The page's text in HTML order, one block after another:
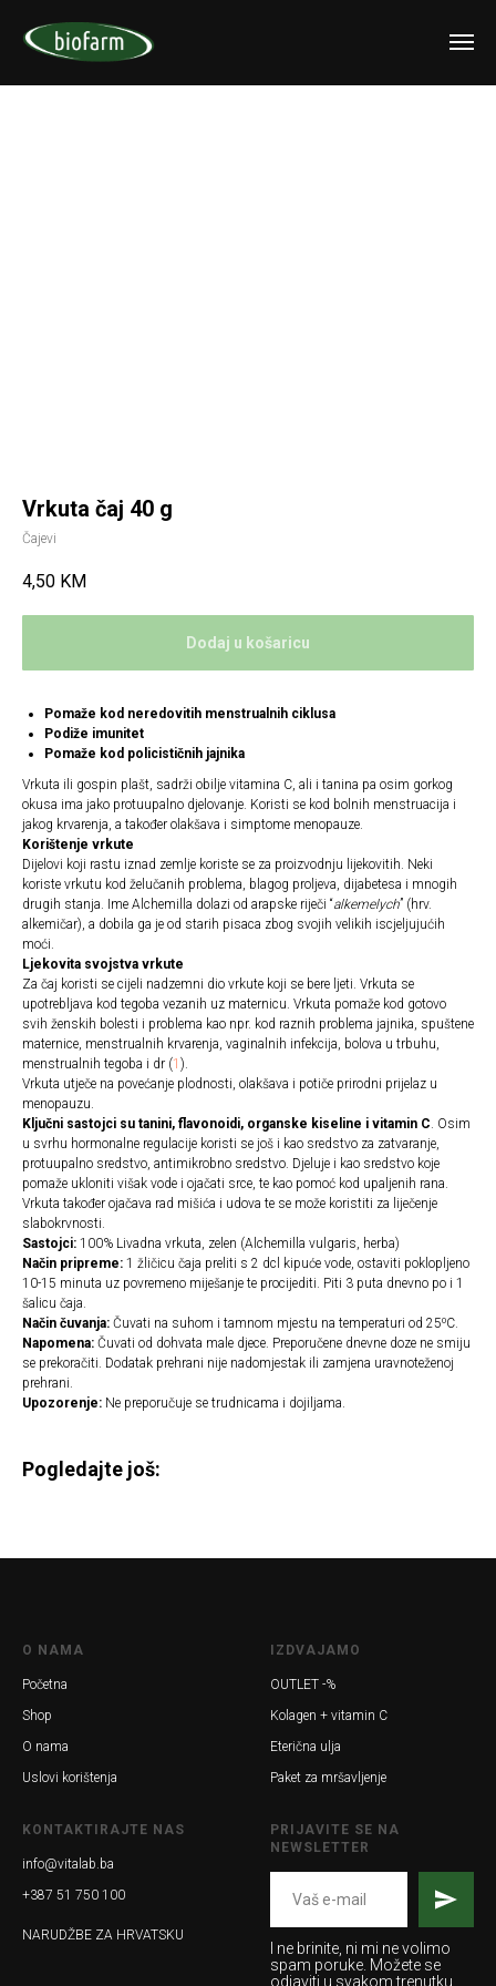
Vrkuta čaj 40 g
Čajevi
4,50 KM
Dodaj u košaricu
Pomaže kod neredovitih menstrualnih ciklusa
Podiže imunitet
Pomaže kod policističnih jajnika
Vrkuta ili gospin plašt, sadrži obilje vitamina C, ali i tanina pa osim gorkog
okusa ima jako protuupalno djelovanje. Koristi se kod bolnih menstruacija i
jakog krvarenja, a također olakšava i simptome menopauze.
Korištenje vrkute
Dijelovi koji rastu iznad zemlje koriste se za proizvodnju lijekovitih. Neki
koriste vrkutu kod želučanih problema, blagog proljeva, dijabetesa i mnogih
drugih stanja. Ime Alchemilla dolazi od arapske riječi “alkemelych” (hrv.
alkemičar), a dobila ga je od starih pisaca zbog svojih velikih iscjeljujućih
moći.
Ljekovita svojstva vrkute
Za čaj koristi se cijeli nadzemni dio vrkute koji se bere ljeti. Vrkuta se
upotrebljava kod tegoba vezanih uz maternicu. Vrkuta pomaže kod gotovo
svih ženskih bolesti i problema kao npr. kod raznih problema jajnika, spuštene
maternice, menstrualnih krvarenja, vaginalnih infekcija, bolova u trbuhu,
menstrualnih tegoba i dr (1 ).
Vrkuta utječe na povećanje plodnosti, olakšava i potiče prirodni prijelaz u
menopauzu.
Ključni sastojci su tanini, flavonoidi, organske kiseline i vitamin C. Osim
u svrhu hormonalne regulacije koristi se još i kao sredstvo za zatvaranje,
protuupalno sredstvo, antimikrobno sredstvo. Djeluje i kao sredstvo koje
pomaže ukloniti višak vode i ojačati srce, te kao pomoć kod upaljenih rana.
Vrkuta također ojačava rad mišića i udova te se može koristiti za liječenje
slabokrvnosti.
Sastojci: 100% Livadna vrkuta, zelen (Alchemilla vulgaris, herba)
Način pripreme: 1 žličicu čaja preliti s 2 dcl kipuće vode, ostaviti poklopljeno
10-15 minuta uz povremeno miješanje te procijediti. Piti 3 puta dnevno po i 1
šalicu čaja.
Način čuvanja: Čuvati na suhom i tamnom mjestu na temperaturi od 25⁰C.
Napomena: Čuvati od dohvata male djece. Preporučene dnevne doze ne smiju
se prekoračiti. Dodatak prehrani nije nadomjestak ili zamjena uravnoteženoj
prehrani.
Upozorenje: Ne preporučuje se trudnicama i dojiljama.
Pogledajte još:
O NAMA
Početna
Shop
O nama
Uslovi korištenja
IZDVAJAMO
OUTLET -%
Kolagen + vitamin C
Eterična ulja
Paket za mršavljenje
KONTAKTIRAJTE NAS
info@vitalab.ba
+387 51 750 100
NARUDŽBE ZA HRVATSKU
PRIJAVITE SE NA
NEWSLETTER
I ne brinite, ni mi ne volimo
spam poruke. Možete se
odjaviti u svakom trenutku.